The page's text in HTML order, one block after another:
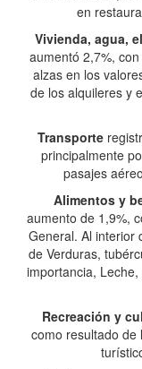
en
Vivienda, agua,
aumentó 2,7%,
alzas en los
de los alquileres y
Transporte
principalmente
pasajes
Alimentos y
aumento de 1,9%,
General. Al interior
de Verduras,
importancia,
Recreación y
como resultado de